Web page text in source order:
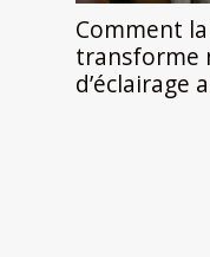
Comment
transforme
d’éclairage